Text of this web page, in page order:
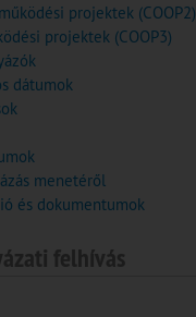
projektek (COOP2)
projektek (COOP3)
dátumok
menetéről
és dokumentumok
felhívás